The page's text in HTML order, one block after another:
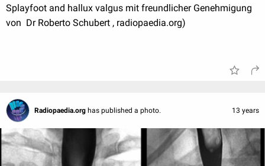
Splayfoot and hallux valgus mit freundlicher Genehmigung
von Dr Roberto Schubert , radiopaedia.org)
Radiopaedia.org has published a photo. 13 years